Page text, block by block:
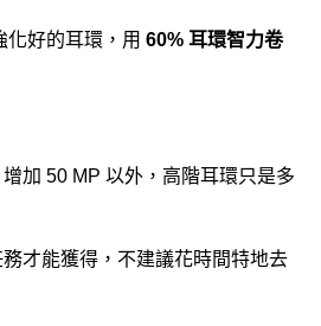
化好的耳環， 用 60% 耳環智力卷
增加 50 MP 以外， 高階耳環只是多
務才能獲得， 不建議花時間特地去